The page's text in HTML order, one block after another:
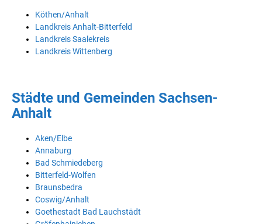
Köthen/Anhalt
Landkreis Anhalt-Bitterfeld
Landkreis Saalekreis
Landkreis Wittenberg
Städte und Gemeinden Sachsen-
Anhalt
Aken/Elbe
Annaburg
Bad Schmiedeberg
Bitterfeld-Wolfen
Braunsbedra
Coswig/Anhalt
Goethestadt Bad Lauchstädt